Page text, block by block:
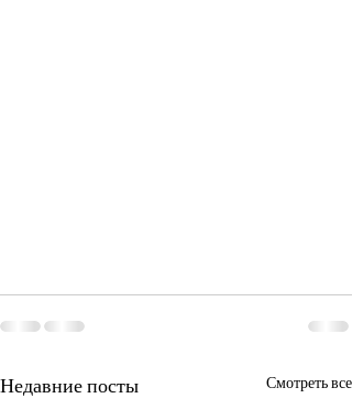
Недавние посты Смотреть все